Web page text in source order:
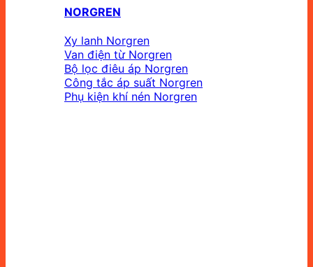
NORGREN
Xy lanh Norgren
Van điện từ Norgren
Bộ lọc điêu áp Norgren
Công tắc áp suất Norgren
Phụ kiện khí nén Norgren